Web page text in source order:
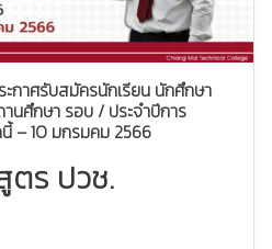
ะกาศรับสมัครนักเรียน นักศึกษา
นศึกษา รอบ / ประจำปีการ
– 10 มกรมคม 2566
ตร ปวช.